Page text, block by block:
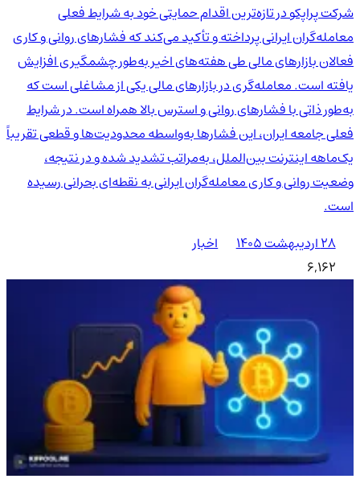
شرکت پراپکو در تازه‌ترین اقدام حمایتی خود به شرایط فعلی
معامله‌گران ایرانی پرداخته و تأکید می‌کند که فشارهای روانی و کاری
فعالان بازارهای مالی طی هفته‌های اخیر به‌طور چشمگیری افزایش
یافته است. معامله‌گری در بازارهای مالی یکی از مشاغلی است که
به‌طور ذاتی با فشارهای روانی و استرس بالا همراه است. در شرایط
فعلی جامعه ایران، این فشارها به‌واسطه محدودیت‌ها و قطعی تقریباً
یک‌ماهه اینترنت بین‌الملل، به‌مراتب تشدید شده و در نتیجه،
وضعیت روانی و کاری معامله‌گران ایرانی به نقطه‌ای بحرانی رسیده
است.
۲۸ اردیبهشت ۱۴۰۵
اخبار
6,162